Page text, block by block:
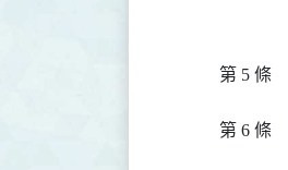
第 5 條
第 6 條